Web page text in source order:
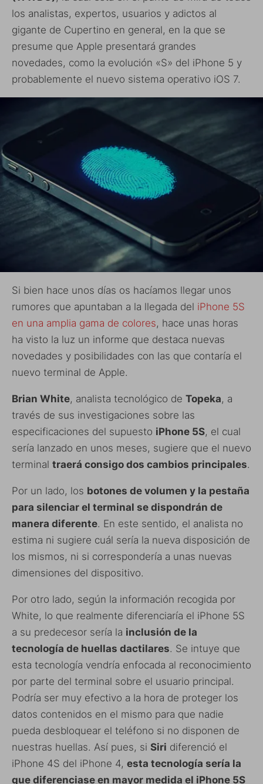
los analistas, expertos, usuarios y adictos al
gigante de Cupertino en general, en la que se
presume que Apple presentará grandes
novedades, como la evolución «S» del iPhone 5 y
probablemente el nuevo sistema operativo iOS 7.
Si bien hace unos días os hacíamos llegar unos
rumores que apuntaban a la llegada del iPhone 5S
en una amplia gama de colores, hace unas horas
ha visto la luz un informe que destaca nuevas
novedades y posibilidades con las que contaría el
nuevo terminal de Apple.
Brian White, analista tecnológico de Topeka, a
través de sus investigaciones sobre las
especificaciones del supuesto iPhone 5S, el cual
sería lanzado en unos meses, sugiere que el nuevo
terminal traerá consigo dos cambios principales.
Por un lado, los botones de volumen y la pestaña
para silenciar el terminal se dispondrán de
manera diferente. En este sentido, el analista no
estima ni sugiere cuál sería la nueva disposición de
los mismos, ni si correspondería a unas nuevas
dimensiones del dispositivo.
Por otro lado, según la información recogida por
White, lo que realmente diferenciaría el iPhone 5S
a su predecesor sería la inclusión de la
tecnología de huellas dactilares. Se intuye que
esta tecnología vendría enfocada al reconocimiento
por parte del terminal sobre el usuario principal.
Podría ser muy efectivo a la hora de proteger los
datos contenidos en el mismo para que nadie
pueda desbloquear el teléfono si no disponen de
nuestras huellas. Así pues, si Siri diferenció el
iPhone 4S del iPhone 4, esta tecnología sería la
que diferenciase en mayor medida el iPhone 5S